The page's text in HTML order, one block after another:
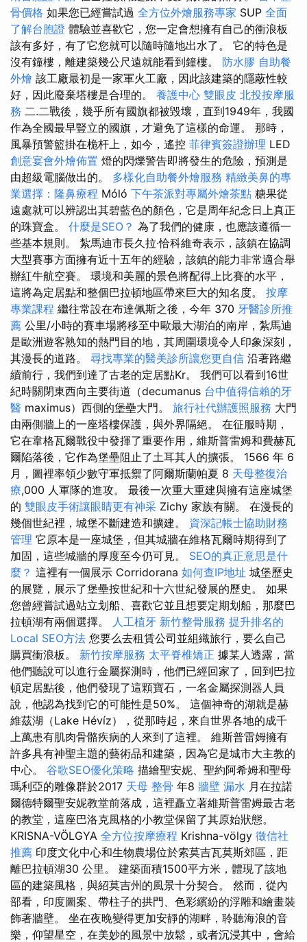
骨價格 如果您已經嘗試過 全方位外燴服務專家 SUP 全面
了解台胞證 體驗並喜歡它，您一定會想擁有自己的衝浪板
該有多好，有了它您就可以隨時隨地出水了。 它的特色是
沒有鐘樓，離建築幾公尺遠就能看到鐘樓。 防水膠 自助餐
外燴 該工廠最初是一家軍火工廠，因此該建築的隱蔽性較
好，因此廢棄塔樓是合理的。 養護中心 雙眼皮 北投按摩服
務 二.二戰後，幾乎所有國旗都被毀壞，直到1949年，我國
作為全國最早豎立的國旗，才避免了這樣的命運。 那時，
風暴預警籃掛在桅杆上，如今，遙控 菲律賓簽證辦理 LED
創意宴會外燴佈置 燈的閃爍警告即將發生的危險，預測是
由超級電腦做出的。 多樣化自助餐外燴服務 精緻美鼻的專
業選擇：隆鼻療程 Móló 下午茶派對專屬外燴茶點 糖果從
遠處就可以辨認出其碧藍色的顏色，它是周年紀念日上真正
的珠寶盒。 什麼是SEO？ 為了我們的健康，也應該遵循一
些基本規則。 紮馬迪市長久拉·恰科維奇表示，該鎮在協調
大型賽事方面擁有近十五年的經驗，該鎮的能力非常適合舉
辦紅牛航空賽。 環境和美麗的景色將配得上比賽的水平，
這將為定居點和整個巴拉頓地區帶來巨大的知名度。 按摩
專業課程 繼往常設在布達佩斯之後，今年 370 牙醫診所推
薦 公里/小時的賽車場將移至中歐最大湖泊的南岸，紮馬迪
是歐洲遊客熟知的熱門目的地，其周圍環境令人印象深刻，
其漫長的道路。 尋找專業的醫美診所讓您更自信 沿著路繼
續前行，我們到達了古老的定居點Kr。 我們可以看到16世
紀時關閉東西向主要街道（decumanus 台中值得信賴的牙
醫 maximus）西側的堡壘大門。 旅行社代辦護照服務 大門
由兩側牆上的一座塔樓保護，與外界隔絕。 在征服時期，
它在韋格瓦爾戰役中發揮了重要作用，維斯普雷姆和費赫瓦
爾陷落後，它作為堡壘阻止了土耳其人的擴張。 1566 年 6
月，圖裡率領少數守軍抵禦了阿爾斯蘭帕夏 8 天母整復治
療,000 人軍隊的進攻。 最後一次重大重建與擁有這座城堡
的 雙眼皮手術讓眼睛更有神采 Zichy 家族有關。 在漫長的
幾個世紀裡，城堡不斷建造和擴建。 資深記帳士協助財務
管理 它原本是一座城堡，但其城牆在維格瓦爾時期得到了
加固，這些城牆的厚度至今仍可見。 SEO的真正意思是什
麼？ 這裡有一個展示 Corridorana 如何查IP地址 城堡歷史
的展覽，展示了堡壘按世紀和十六世紀發展的歷史。 如果
您曾經嘗試過站立划船、喜歡它並且想要定期划船，那麼巴
拉頓湖有兩個選擇。 人工植牙 新竹整骨服務 提升排名的
Local SEO方法 您要么去租賃公司並組織旅行，要么自己
購買衝浪板。 新竹按摩服務 太平脊椎矯正 據某人透露，當
他們聽說可以進行金屬探測時，他們已經回家了，回到巴拉
頓定居點後，他們發現了這顆寶石，一名金屬探測器人員
說，他認為找到它的可能性是50%。 這個神奇的湖就是赫
維茲湖（Lake Hévíz），從那時起，來自世界各地的成千
上萬患有肌肉骨骼疾病的人來到了這裡。 維斯普雷姆擁有
許多具有神聖主題的藝術品和建築，因為它是城市大主教的
中心。 谷歌SEO優化策略 描繪聖安妮、聖約阿希姆和聖母
瑪利亞的雕像群於2017 天母 整骨 年8 牆壁 漏水 月在拉諾
爾德特爾聖安妮教堂前落成，這裡矗立著維斯普雷姆最古老
的教堂，這座巴洛克風格的小教堂保留了其原始狀態。
KRISNA-VÖLGYA 全方位按摩療程 Krishna-völgy 徵信社
推薦 印度文化中心和生物農場位於索莫吉瓦莫斯郊區，距
離巴拉頓湖30 公里。 建築面積1500平方米，體現了該地
區的建築風格，與紹莫吉州的風景十分契合。 然而，從內
部看，印度圖案、帶柱子的拱門、色彩繽紛的浮雕和繪畫裝
飾著牆壁。 坐在夜晚變得更加安靜的湖畔，聆聽海浪的音
樂，仰望星空，在美妙的風景中放鬆，或者沉浸其中，會給